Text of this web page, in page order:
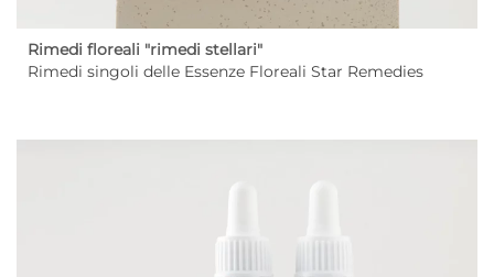
Rimedi floreali "rimedi stellari"
Rimedi singoli delle Essenze Floreali Star Remedies